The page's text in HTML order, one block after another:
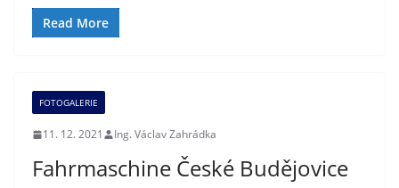
Read More
FOTOGALERIE
11. 12. 2021 Ing. Václav Zahrádka
Fahrmaschine České Budějovice